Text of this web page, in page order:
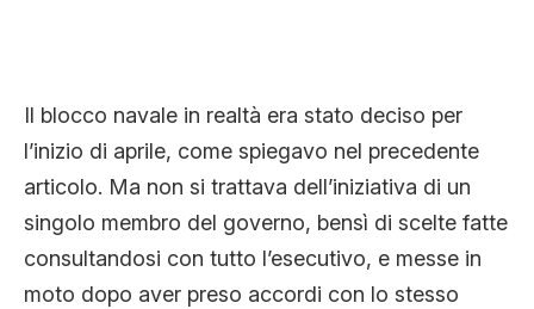
Il blocco navale in realtà era stato deciso per
l’inizio di aprile, come spiegavo nel precedente
articolo. Ma non si trattava dell’iniziativa di un
singolo membro del governo, bensì di scelte fatte
consultandosi con tutto l’esecutivo, e messe in
moto dopo aver preso accordi con lo stesso